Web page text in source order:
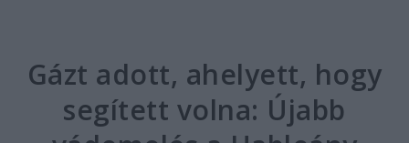
Gázt adott, ahelyett, hogy
segített volna: Újabb